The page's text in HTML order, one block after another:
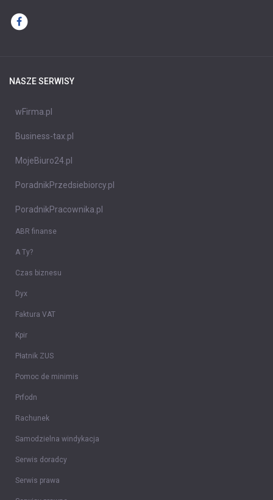
NASZE SERWISY
wFirma.pl
Business-tax.pl
MojeBiuro24.pl
PoradnikPrzedsiebiorcy.pl
PoradnikPracownika.pl
ABR finanse
A Ty?
Czas biznesu
Dyx
Faktura VAT
Kpir
Płatnik ZUS
Pomoc de minimis
Prfodn
Rachunek
Samodzielna windykacja
Serwis doradcy
Serwis prawa